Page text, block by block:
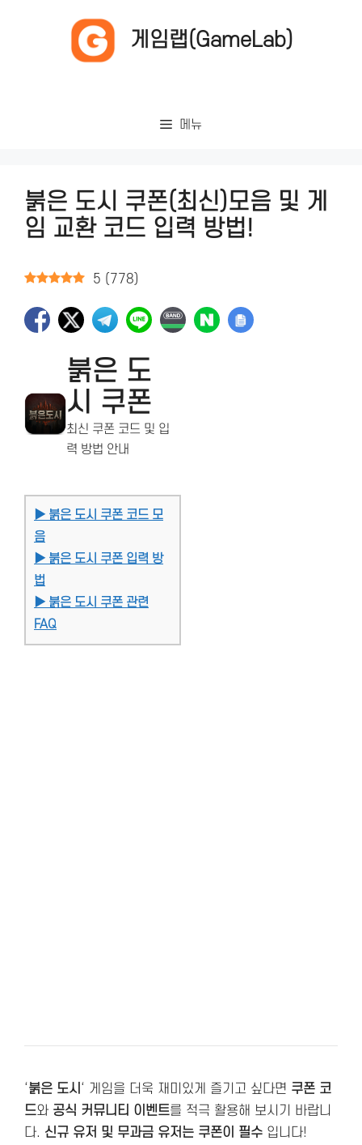
게임랩(GameLab)
메뉴
붉은 도시 쿠폰(최신)모음 및 게
임 교환 코드 입력 방법!
5 ( 778)
붉은 도
시 쿠폰
최신 쿠폰 코드 및 입
력 방법 안내
▶ 붉은 도시 쿠폰 코드 모
음
▶ 붉은 도시 쿠폰 입력 방
법
▶ 붉은 도시 쿠폰 관련
FAQ
‘붉은 도시 ‘ 게임을 더욱 재미있게 즐기고 싶다면 쿠폰 코
드와 공식 커뮤니티 이벤트를 적극 활용해 보시기 바랍니
다. 신규 유저 및 무과금 유저는 쿠폰이 필수 입니다!